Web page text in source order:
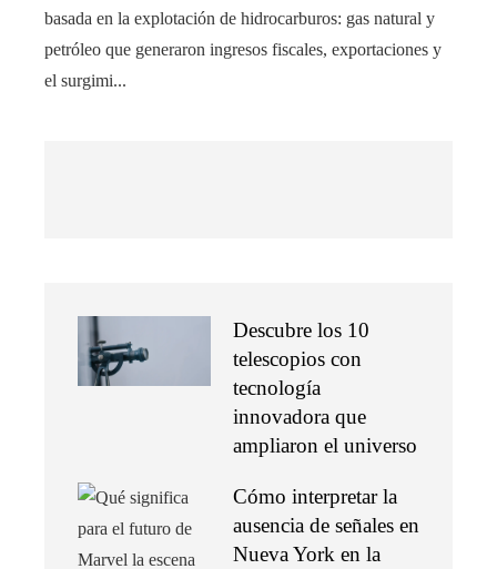
basada en la explotación de hidrocarburos: gas natural y
petróleo que generaron ingresos fiscales, exportaciones y
el surgimi...
Descubre los 10
telescopios con
tecnología
innovadora que
ampliaron el universo
Cómo interpretar la
ausencia de señales en
Nueva York en la